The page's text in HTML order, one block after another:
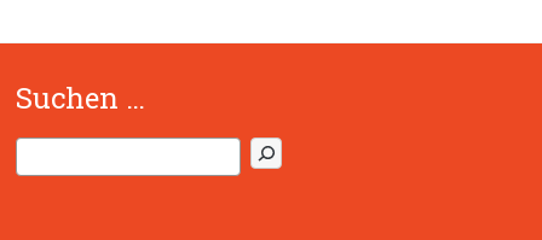
Suchen …
u